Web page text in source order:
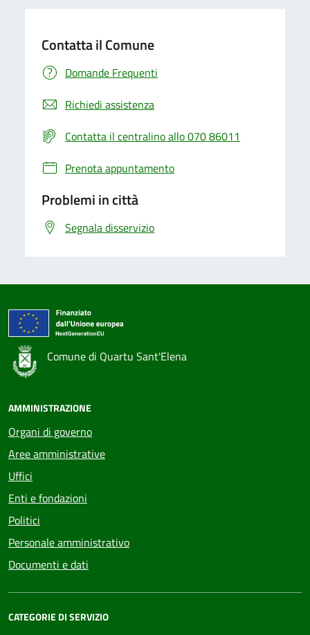
Contatta il Comune
Domande Frequenti
Richiedi assistenza
Contatta il centralino allo 070 86011
Prenota appuntamento
Problemi in città
Segnala disservizio
Comune di Quartu Sant'Elena
AMMINISTRAZIONE
Organi di governo
Aree amministrative
Uffici
Enti e fondazioni
Politici
Personale amministrativo
Documenti e dati
CATEGORIE DI SERVIZIO